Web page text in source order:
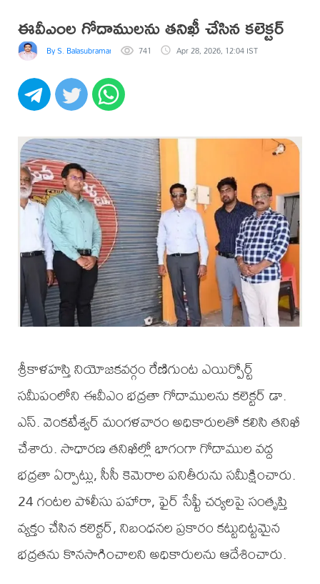
ఈవీఎంల గోదాములను తనిఖీ చేసిన కలెక్టర్
By S. Balasubramanyam 741 Apr 28, 2026, 12:04 IST
శ్రీకాళహస్తి నియోజకవర్గం రేణిగుంట ఎయిర్పోర్ట్
సమీపంలోని ఈవీఎం భద్రతా గోదాములను కలెక్టర్ డా.
ఎస్. వెంకటేశ్వర్ మంగళవారం అధికారులతో కలిసి తనిఖీ
చేశారు. సాధారణ తనిఖీల్లో భాగంగా గోదాముల వద్ద
భద్రతా ఏర్పాట్లు, సీసీ కెమెరాల పనితీరును సమీక్షించారు.
24 గంటల పోలీసు పహారా, ఫైర్ సేఫ్టీ చర్యలపై సంతృప్తి
వ్యక్తం చేసిన కలెక్టర్, నిబంధనల ప్రకారం కట్టుదిట్టమైన
భద్రతను కొనసాగించాలని అధికారులను ఆదేశించారు.